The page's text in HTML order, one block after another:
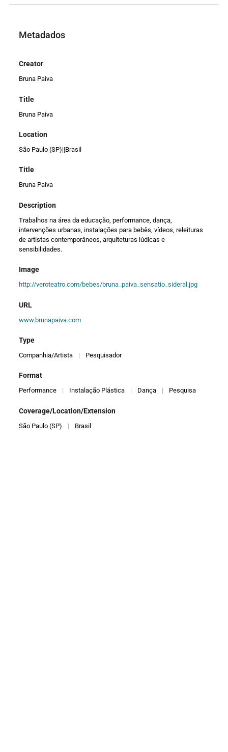
Metadados
Creator
Bruna Paiva
Title
Bruna Paiva
Location
São Paulo (SP)||Brasil
Title
Bruna Paiva
Description
Trabalhos na área da educação, performance, dança,
intervenções urbanas, instalações para bebês, vídeos, releituras
de artistas contemporâneos, arquiteturas lúdicas e
sensibilidades.
Image
http://veroteatro.com/bebes/bruna_paiva_sensatio_sideral.jpg
URL
www.brunapaiva.com
Type
Companhia/Artista | Pesquisador
Format
Performance | Instalação Plástica | Dança | Pesquisa
Coverage/Location/Extension
São Paulo (SP) | Brasil